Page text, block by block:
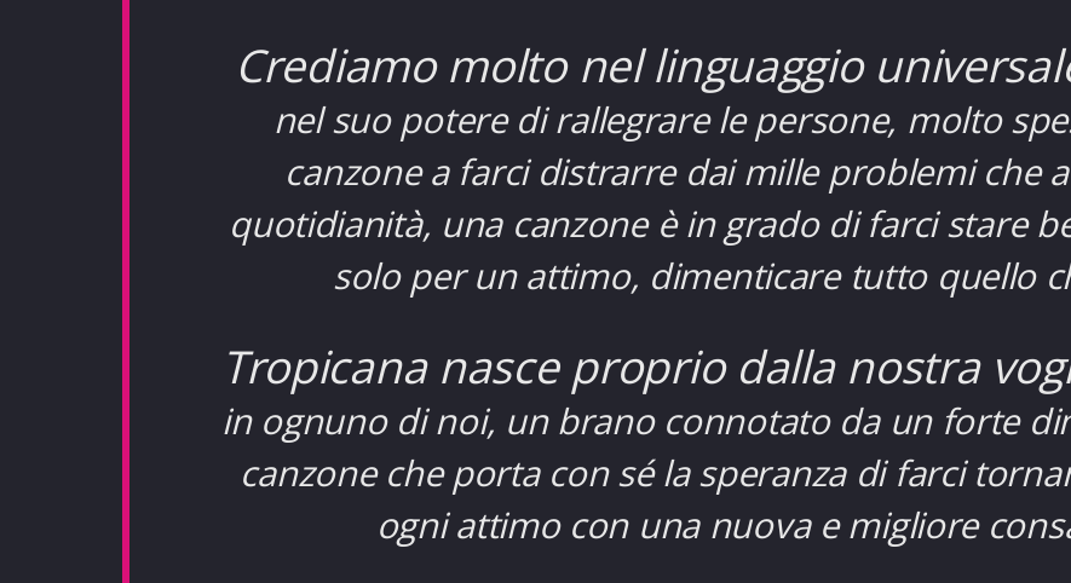
Crediamo molto nel linguaggio
nel suo potere di rallegrare le persone, molto
canzone a farci distrarre dai mille problemi che
quotidianità, una canzone è in grado di farci stare
solo per un attimo, dimenticare tutto quello
Tropicana nasce proprio dalla nostra
in ognuno di noi, un brano connotato da un forte
canzone che porta con sé la speranza di farci
ogni attimo con una nuova e migliore